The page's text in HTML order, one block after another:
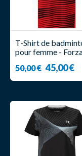
T-Shirt de
pour femme -
50,00 € 45,00 €